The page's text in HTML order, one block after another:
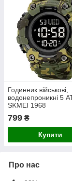
Годинник військові,
водонепроникні 5
SKMEI 1968
100%).
799 ₴
Купити
Про нас